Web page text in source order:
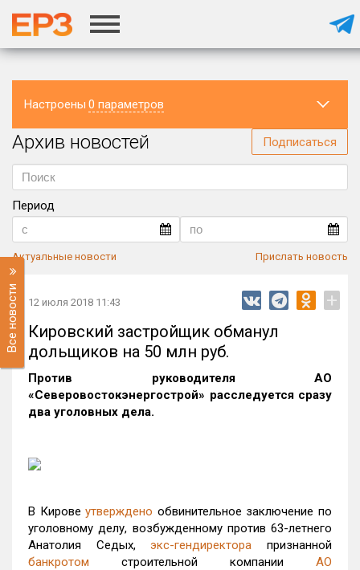
Настроены 0 параметров
Регион
Архив новостей Подписаться
Период
Актуальные новости Прислать новость
Все новости 12 июля 2018 11:43 +
Кировский застройщик обманул
дольщиков на 50 млн руб.
Против руководителя АО
«Северовостокэнергострой» расследуется сразу
два уголовных дела.
В Кировеутверждено обвинительное заключение по
уголовному делу, возбужденному против 63-летнего
Анатолия Седых,экс-гендиректора признанной
банкротом строительной компании АО